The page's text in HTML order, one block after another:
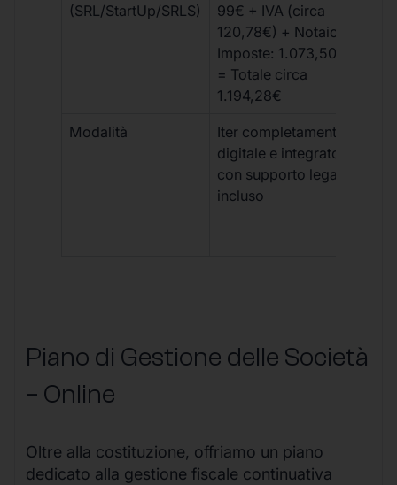
(SRL/StartUp/SRLS)
99€ + IVA (circa
120,78€) + Notaio e
Imposte: 1.073,50€
= Totale circa
1.194,28€
Modalità
Iter completamente
digitale e integrato,
con supporto legale
incluso
Piano di Gestione delle Società
– Online
Oltre alla costituzione, offriamo un piano
dedicato alla gestione fiscale continuativa